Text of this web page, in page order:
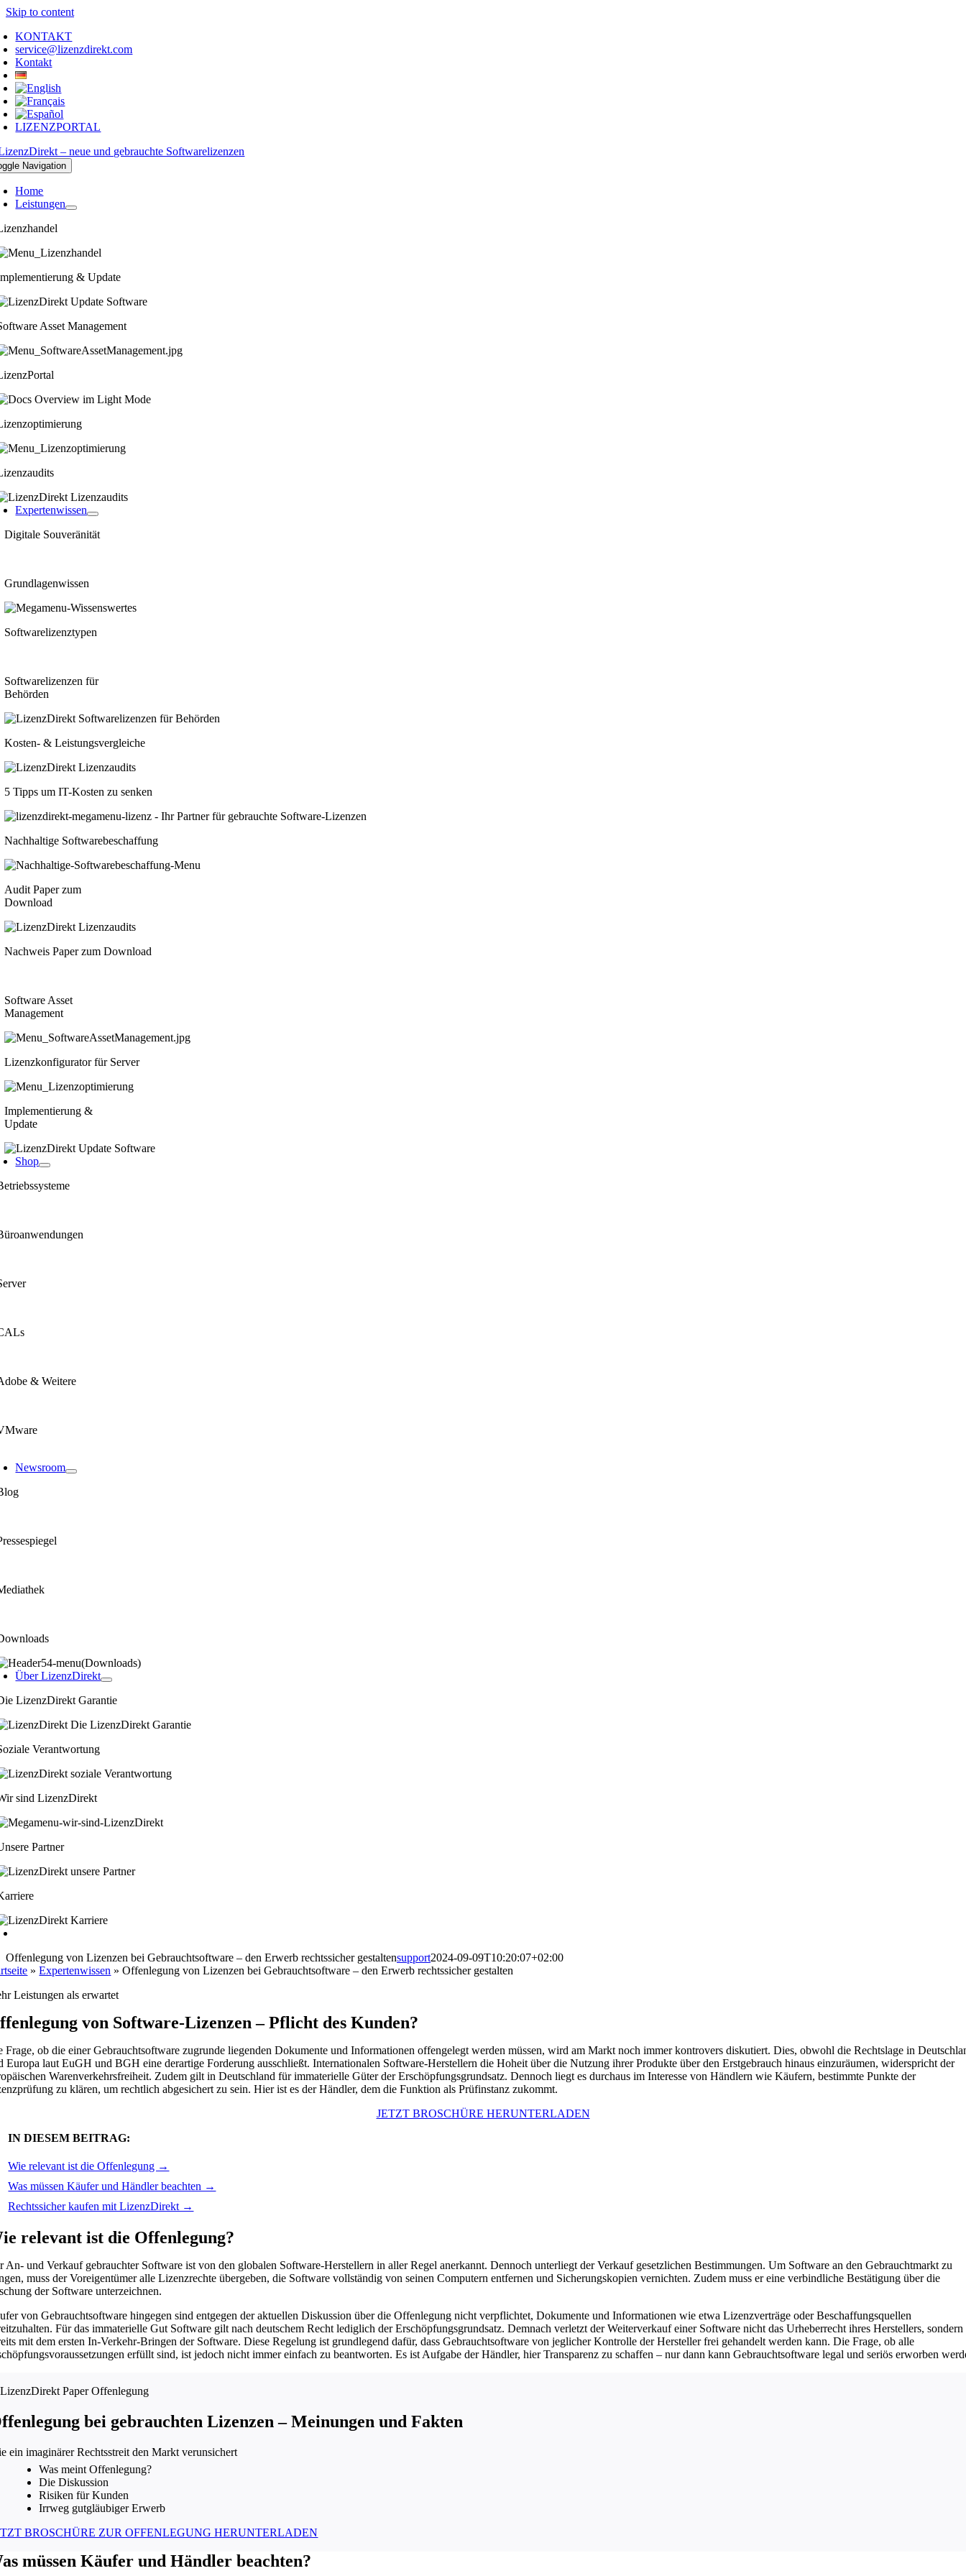
Skip to content
KONTAKT
service@lizenzdirekt.com
Kontakt
LIZENZPORTAL
Navigation
Home
Leistungen
& Update
Asset Management
Expertenwissen
Digitale Souveränität
Grundlagenwissen
Softwarelizenztypen
Softwarelizenzen für
Behörden
Kosten- & Leistungsvergleiche
5 Tipps um IT-Kosten zu senken
Nachhaltige Softwarebeschaffung
Audit Paper zum
Download
Nachweis Paper zum Download
Software Asset
Management
Lizenzkonfigurator für Server
Implementierung &
Update
Shop
& Weitere
Newsroom
Über LizenzDirekt
LizenzDirekt Garantie
Verantwortung
sind LizenzDirekt
Partner
Offenlegung von Lizenzen bei Gebrauchtsoftware – den Erwerb rechtssicher gestaltensupport2024-09-09T10:20:07+02:00
»Expertenwissen »Offenlegung von Lizenzen bei Gebrauchtsoftware – den Erwerb rechtssicher gestalten
Leistungen als erwartet
von Software-Lizenzen – Pflicht des Kunden?
Frage, ob die einer Gebrauchtsoftware zugrunde liegenden Dokumente und Informationen offengelegt werden müssen, wird am Markt noch immer kontrovers diskutiert. Dies, obwohl die Rechtslage in
Europa laut EuGH und BGH eine derartige Forderung ausschließt. Internationalen Software-Herstellern die Hoheit über die Nutzung ihrer Produkte über den Erstgebrauch hinaus einzuräumen, widerspricht der
Warenverkehrsfreiheit. Zudem gilt in Deutschland für immaterielle Güter der Erschöpfungsgrundsatz. Dennoch liegt es durchaus im Interesse von Händlern wie Käufern, bestimmte Punkte der
zu klären, um rechtlich abgesichert zu sein. Hier ist es der Händler, dem die Funktion als Prüfinstanz zukommt.
JETZT BROSCHÜRE HERUNTERLADEN
IN DIESEM BEITRAG:
Wie relevant ist die Offenlegung →
Was müssen Käufer und Händler beachten →
Rechtssicher kaufen mit LizenzDirekt →
relevant ist die Offenlegung?
An- und Verkauf gebrauchter Software ist von den globalen Software-Herstellern in aller Regel anerkannt. Dennoch unterliegt der Verkauf gesetzlichen Bestimmungen. Um Software an den Gebrauchtmarkt zu
muss der Voreigentümer alle Lizenzrechte übergeben, die Software vollständig von seinen Computern entfernen und Sicherungskopien vernichten. Zudem muss er eine verbindliche Bestätigung über die
der Software unterzeichnen.
von Gebrauchtsoftware hingegen sind entgegen der aktuellen Diskussion über die Offenlegung nicht verpflichtet, Dokumente und Informationen wie etwa Lizenzverträge oder Beschaffungsquellen
Für das immaterielle Gut Software gilt nach deutschem Recht lediglich der Erschöpfungsgrundsatz. Demnach verletzt der Weiterverkauf einer Software nicht das Urheberrecht ihres Herstellers, sondern
mit dem ersten In-Verkehr-Bringen der Software. Diese Regelung ist grundlegend dafür, dass Gebrauchtsoftware von jeglicher Kontrolle der Hersteller frei gehandelt werden kann. Die Frage, ob alle
erfüllt sind, ist jedoch nicht immer einfach zu beantworten. Es ist Aufgabe der Händler, hier Transparenz zu schaffen – nur dann kann Gebrauchtsoftware legal und seriös erworben
bei gebrauchten Lizenzen – Meinungen und Fakten
ein imaginärer Rechtsstreit den Markt verunsichert
Was meint Offenlegung?
Die Diskussion
Risiken für Kunden
Irrweg gutgläubiger Erwerb
BROSCHÜRE ZUR OFFENLEGUNG HERUNTERLADEN
müssen Käufer und Händler beachten?